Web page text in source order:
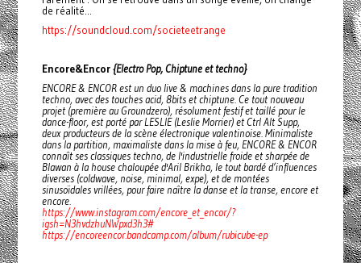
de réalité...
https://soundcloud.com/societeetrange
Encore&Encor{Electro Pop, Chiptune et techno}
ENCORE & ENCOR est un duo live & machines dans la pure tradition
techno, avec des touches acid, 8bits et chiptune. Ce tout nouveau
projet (première au Groundzero), résolument festif et taillé pour le
dance-floor, est porté par LESLIE (Leslie Morrier) et Ctrl Alt Supp,
deux producteurs de la scène électronique valentinoise. Minimaliste
dans la partition, maximaliste dans la mise à feu, ENCORE & ENCOR
connaît ses classiques techno, de l'industrielle froide et sharpée de
Blawan à la house chaloupée d'Aril Brikha, le tout bardé d’influences
diverses (coldwave, noise, minimal, expe), et de montées
sinusoïdales vrillées, pour faire naître la danse et la transe, encore et
encore.
https://www.instagram.com/encore_et_encor/?
igsh=N3hvdzhuNWpxd3h3#
https://encoreencor.bandcamp.com/album/rubicube-ep